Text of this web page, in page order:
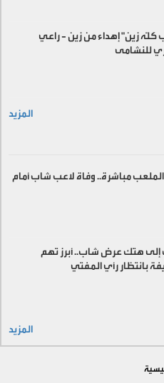
كلّه زين" إهداء من زين - راعي
للنشامى
المزيد
مباشرة.. وفاة لاعب شاب أمام
إلى هتك عرض شاب.. أبرز تهم
بانتظار رأي المفتي
المزيد